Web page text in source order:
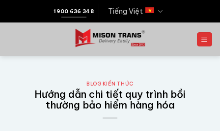
1900 636 348 Tiếng Việt
BLOG KIẾN THỨC
Hướng dẫn chi tiết quy trình bồi
thường bảo hiểm hàng hóa